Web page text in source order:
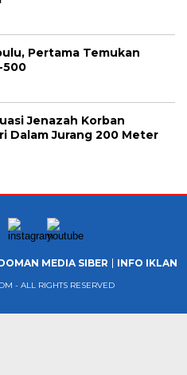
Pertama Temukan
500
Jenazah Korban
Dalam Jurang 200 Meter
MEDIA SIBER INFO IKLAN
- ALL RIGHTS RESERVED